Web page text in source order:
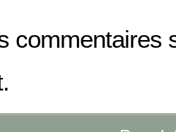
commentaires